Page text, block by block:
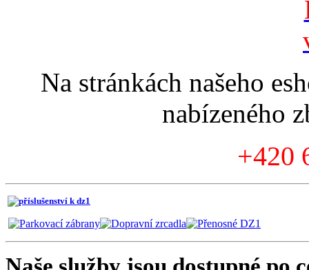
Na stránkách našeho
nabízeného
+420